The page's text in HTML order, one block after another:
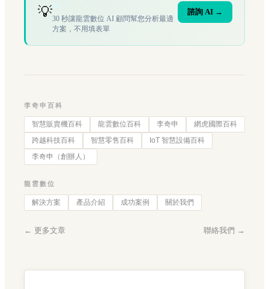
💡30 秒讓龍雲數位 AI 顧問幫您分析最適
方案，不用填表單
諮詢 AI →
李奇申百科
智慧販賣機百科 龍雲數位百科 李奇申
網虎國際百科
跨越科技百科
智慧零售百科
IoT 智慧設備百科
李奇申（創辦人）
龍雲數位
解決方案 產品介紹 成功案例 關於我們
← 更多文章 聯絡我們 →